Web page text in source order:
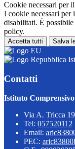
Cookie necessari per
I cookie necessari per
disabilitati. È
policy.
Accetta tutti Salva
Contatti
Istituto
Via A. Tricca
Tel: 057520112
Email:
PEC: